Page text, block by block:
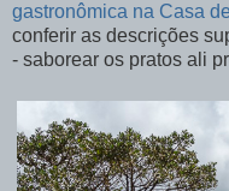
gastronômica na Casa
conferir as descrições
- saborear os pratos ali